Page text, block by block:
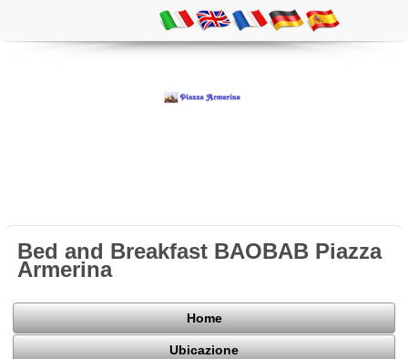
Bed and Breakfast BAOBAB Piazza
Armerina
Home
Ubicazione